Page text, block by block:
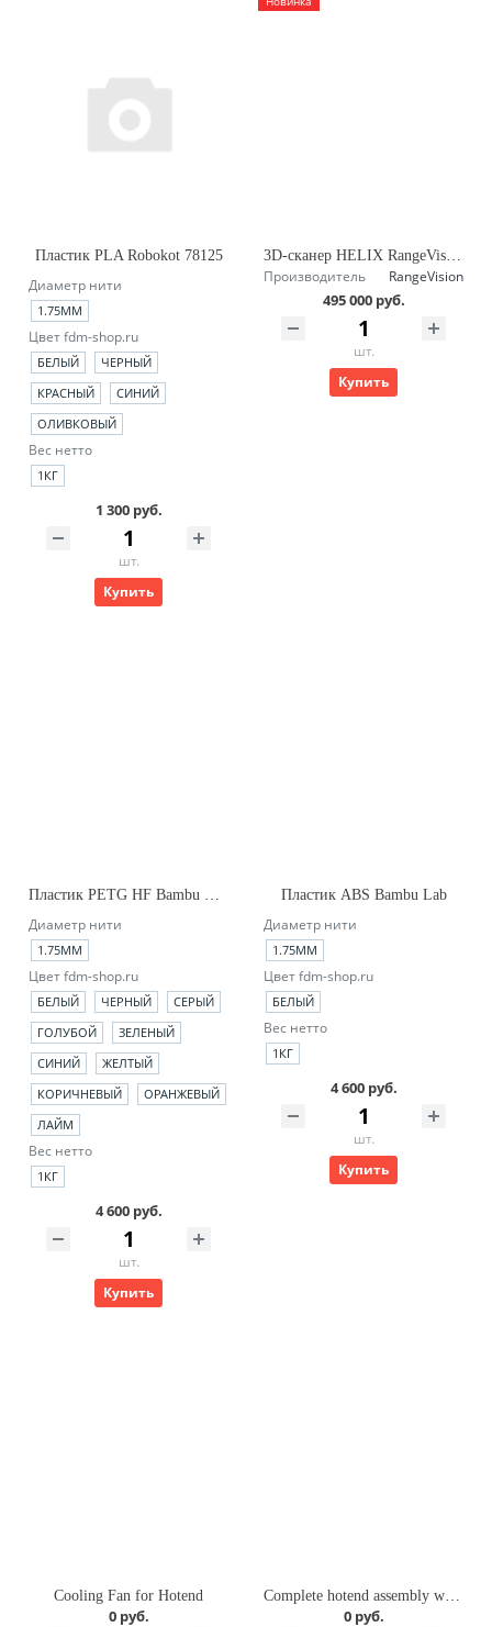
Пластик PLA Robokot 78125
Диаметр нити
1.75ММ
Цвет fdm-shop.ru
БЕЛЫЙ
ЧЕРНЫЙ
КРАСНЫЙ
СИНИЙ
ОЛИВКОВЫЙ
Вес нетто
1КГ
1 300 руб.
шт.
Купить
3D-сканер HELIX RangeVision
Производитель RangeVision
495 000 руб.
шт.
Купить
Пластик PETG HF Bambu Lab (no_spool)
Диаметр нити
1.75ММ
Цвет fdm-shop.ru
БЕЛЫЙ ЧЕРНЫЙ
СЕРЫЙ
ГОЛУБОЙ
ЗЕЛЕНЫЙ
СИНИЙ
ЖЕЛТЫЙ
КОРИЧНЕВЫЙ
ОРАНЖЕВЫЙ
ЛАЙМ
Вес нетто
1КГ
4 600 руб.
шт.
Купить
Пластик ABS Bambu Lab
Диаметр нити
1.75ММ
Цвет fdm-shop.ru
БЕЛЫЙ
Вес нетто
1КГ
4 600 руб.
шт.
Купить
Cooling Fan for Hotend
0 руб.
Complete hotend assembly with stainless steel nozzle -0.2mm
0 руб.